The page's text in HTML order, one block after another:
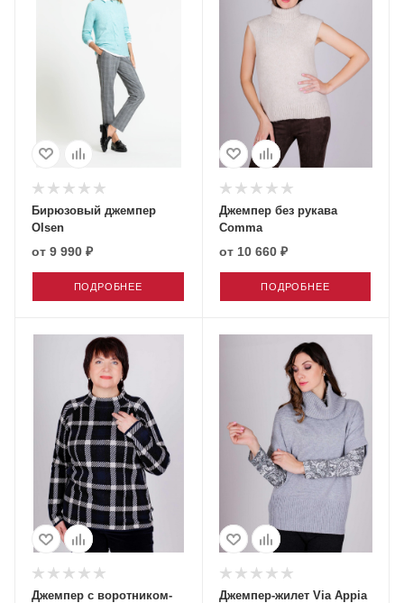
Бирюзовый джемпер
Olsen
от 9 990 ₽
ПОДРОБНЕЕ
Джемпер без рукава
Comma
от 10 660 ₽
ПОДРОБНЕЕ
Джемпер с воротником-
Джемпер-жилет Via Appia